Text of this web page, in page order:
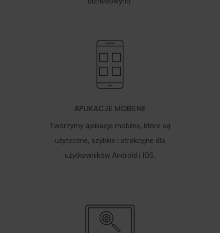
APLIKACJE MOBILNE
Tworzymy aplikacje mobilne, które są
użyteczne, szybkie i atrakcyjne dla
użytkowników Android i IOS.